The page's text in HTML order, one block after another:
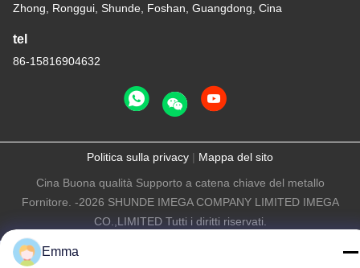
Zhong, Ronggui, Shunde, Foshan, Guangdong, Cina
tel
86-15816904632
Politica sulla privacy | Mappa del sito
Cina Buona qualità Supporto a catena chiave del metallo
Fornitore. -2026 SHUNDE IMEGA COMPANY LIMITED IMEGA
CO.,LIMITED Tutti i diritti riservati.
Emma